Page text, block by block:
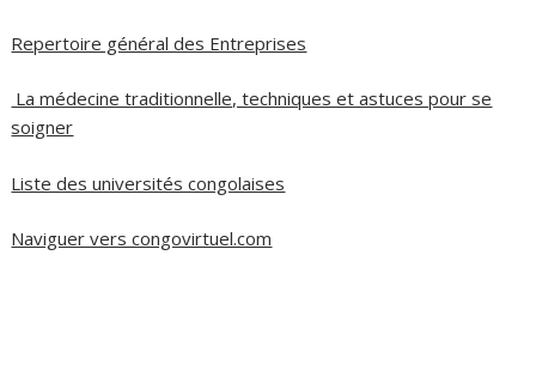
Repertoire général des Entreprises
La médecine traditionnelle, techniques et astuces pour se
soigner
Liste des universités congolaises
Naviguer vers congovirtuel.com